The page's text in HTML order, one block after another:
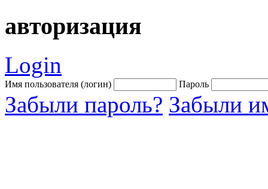
авторизация
Login
Имя пользователя (логин) Пароль
Забыли пароль? Забыли